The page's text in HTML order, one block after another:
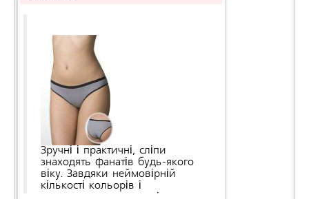
Зручні і практичні, сліпи
знаходять фанатів будь-якого
віку. Завдяки неймовірній
кількості кольорів і